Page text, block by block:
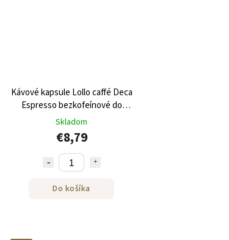
Kávové kapsule Lollo caffé Deca
Espresso bezkofeínové do
NESPRESSO® 30 kusov
Skladom
€8,79
Do košíka